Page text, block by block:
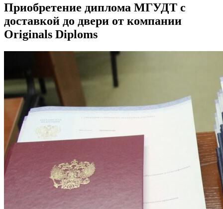
Приобретение диплома МГУДТ с
доставкой до двери от компании
Originals Diploms